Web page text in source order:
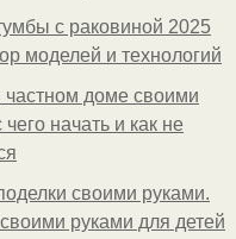
с раковиной 2025
моделей и технологий
частном доме своими
чего начать и как не
своими руками.
руками для детей